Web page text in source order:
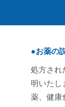
●お薬の
処方され
明いたし
薬、健康